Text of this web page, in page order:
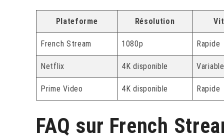
Plateforme Résolution
French Stream 1080p Rapide
Netflix 4K disponible Variable
Prime Video 4K disponible Rapide
FAQ sur French